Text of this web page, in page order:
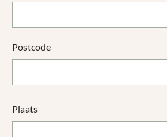
Postcode
Plaats